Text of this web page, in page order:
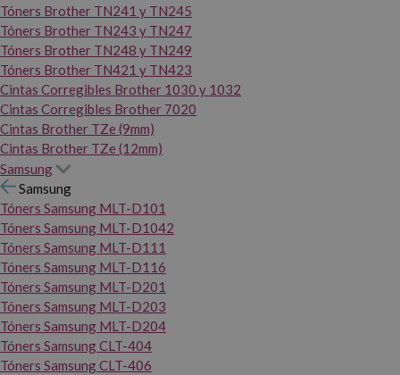
Tóners Brother TN241 y TN245
Tóners Brother TN243 y TN247
Tóners Brother TN248 y TN249
Tóners Brother TN421 y TN423
Cintas Corregibles Brother 1030 y 1032
Cintas Corregibles Brother 7020
Cintas Brother TZe (9mm)
Cintas Brother TZe (12mm)
Samsung
Samsung
Tóners Samsung MLT-D101
Tóners Samsung MLT-D1042
Tóners Samsung MLT-D111
Tóners Samsung MLT-D116
Tóners Samsung MLT-D201
Tóners Samsung MLT-D203
Tóners Samsung MLT-D204
Tóners Samsung CLT-404
Tóners Samsung CLT-406